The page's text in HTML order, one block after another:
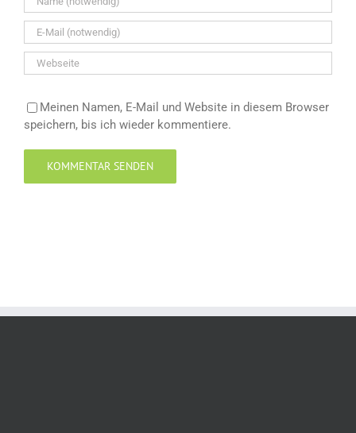
Meinen Namen, E-Mail und Website in diesem Browser
speichern, bis ich wieder kommentiere.